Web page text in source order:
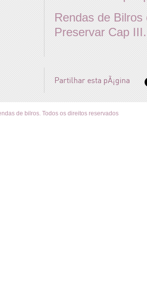
Rendas de
Preservar Cap
Partilhar esta pÃ¡gina
de bilros. Todos os direitos reservados